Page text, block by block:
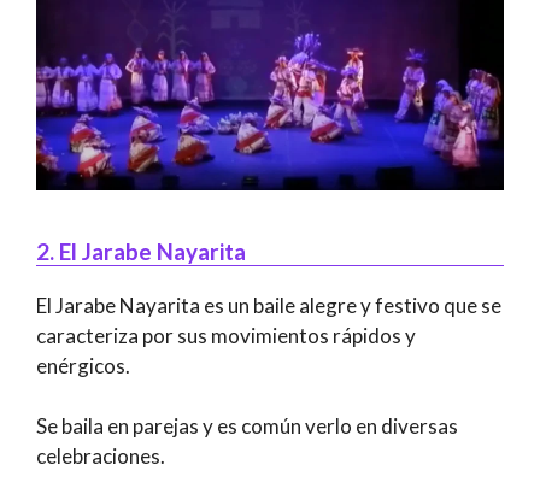
2. El Jarabe Nayarita
El Jarabe Nayarita es un baile alegre y festivo que se
caracteriza por sus movimientos rápidos y
enérgicos.
Se baila en parejas y es común verlo en diversas
celebraciones.